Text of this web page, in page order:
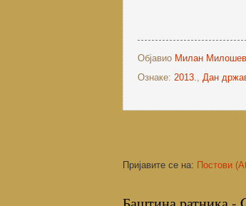
Објавио Милан
Ознаке: 2013., Дан
Пријавите се на: Постови